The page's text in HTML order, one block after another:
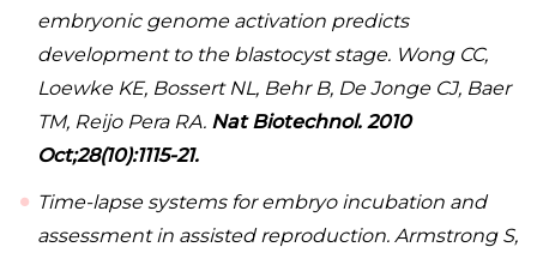
embryonic genome activation predicts
development to the blastocyst stage. Wong CC,
Loewke KE, Bossert NL, Behr B, De Jonge CJ, Baer
TM, Reijo Pera RA. Nat Biotechnol. 2010
Oct;28(10):1115-21.
Time-lapse systems for embryo incubation and
assessment in assisted reproduction. Armstrong S,